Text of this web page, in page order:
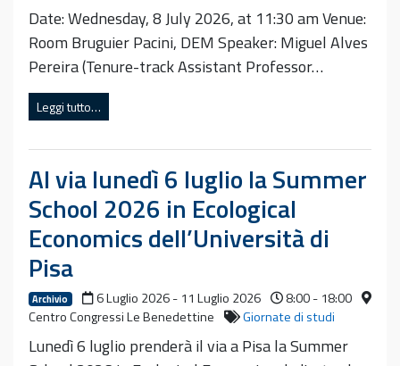
Date: Wednesday, 8 July 2026, at 11:30 am Venue:
Room Bruguier Pacini, DEM Speaker: Miguel Alves
Pereira (Tenure-track Assistant Professor…
Leggi tutto…
Al via lunedì 6 luglio la Summer
School 2026 in Ecological
Economics dell’Università di
Pisa
Archivio 6 Luglio 2026 - 11 Luglio 2026
8:00 - 18:00
Centro Congressi Le Benedettine
Giornate di studi
Lunedì 6 luglio prenderà il via a Pisa la Summer